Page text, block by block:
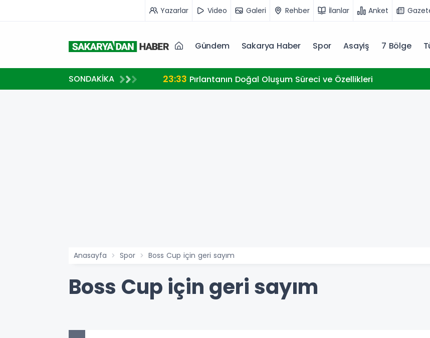
Yazarlar Video Galeri Rehber İlanlar Anket
Gündem Sakarya Haber Spor Asayiş 7 Bölge
SONDAKİKA
MİLLİ TAKIM FORMASI GİYECEK 23:33 Pırlantanın Doğal Oluşum Süreci ve Özellikleri
Anasayfa Spor Boss Cup için geri sayım
Boss Cup için geri sayım